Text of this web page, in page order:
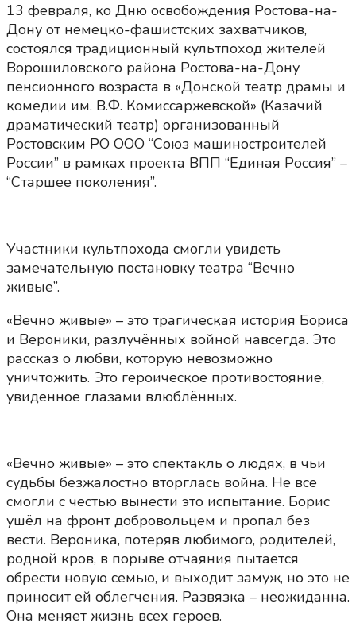
13 февраля, ко Дню освобождения Ростова-на-
Дону от немецко-фашистских захватчиков,
состоялся традиционный культпоход жителей
Ворошиловского района Ростова-на-Дону
пенсионного возраста в «Донской театр драмы и
комедии им. В.Ф. Комиссаржевской» (Казачий
драматический театр) организованный
Ростовским РО ООО “Союз машиностроителей
России” в рамках проекта ВПП “Единая Россия” –
“Старшее поколения”.
Участники культпохода смогли увидеть
замечательную постановку театра “Вечно
живые”.
«Вечно живые» – это трагическая история Бориса
и Вероники, разлучённых войной навсегда. Это
рассказ о любви, которую невозможно
уничтожить. Это героическое противостояние,
увиденное глазами влюблённых.
«Вечно живые» – это спектакль о людях, в чьи
судьбы безжалостно вторглась война. Не все
смогли с честью вынести это испытание. Борис
ушёл на фронт добровольцем и пропал без
вести. Вероника, потеряв любимого, родителей,
родной кров, в порыве отчаяния пытается
обрести новую семью, и выходит замуж, но это не
приносит ей облегчения. Развязка – неожиданна.
Она меняет жизнь всех героев.